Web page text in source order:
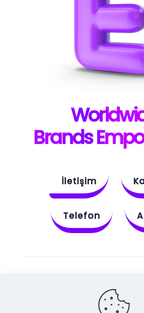
W
Brands E
İletişim
Telefon